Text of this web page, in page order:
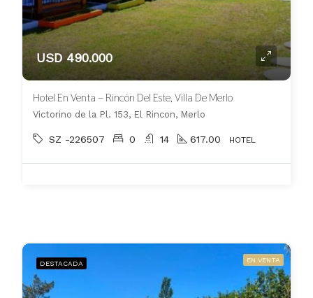
USD 490.000
Hotel En Venta – Rincón Del Este, Villa De Merlo
Victorino de la Pl. 153, El Rincon, Merlo
SZ -226507 0 14 617.00 HOTEL
DESTACADA EN VENTA